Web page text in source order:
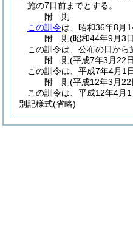
施の7日前までとする。
附 則
この訓令は、昭和36年8月
附 則(昭和44年9月3
この訓令は、公布の日から
附 則(平成7年3月22
この訓令は、平成7年4月1
附 則(平成12年3月22
この訓令は、平成12年4月1
別記様式(省略)